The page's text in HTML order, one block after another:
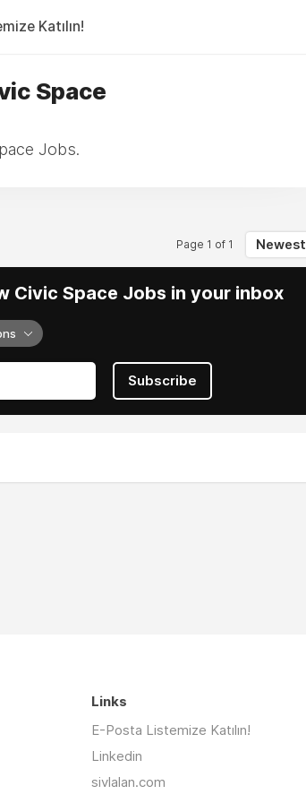
Katılın!
Space
Jobs.
Page 1 of 1 Newest
Civic Space Jobs in your inbox
Subscribe
Links
E-Posta Listemize Katılın!
Linkedin
sivlalan.com